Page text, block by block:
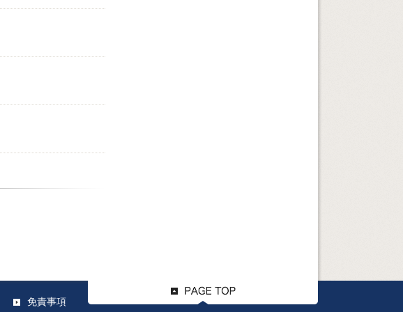
免責事項